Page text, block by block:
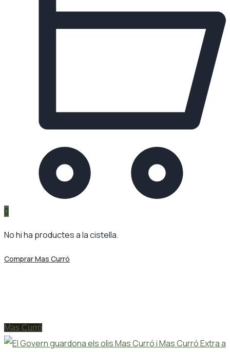
0
No hi ha productes a la cistella.
Comprar Mas Curró
Mas Curró